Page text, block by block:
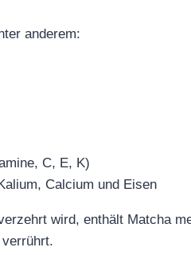
anderem:
C, E, K)
Calcium und Eisen
wird, enthält Matcha